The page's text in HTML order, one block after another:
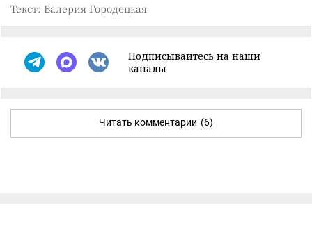
Текст: Валерия Городецкая
Подписывайтесь на наши
каналы
Читать комментарии (6)